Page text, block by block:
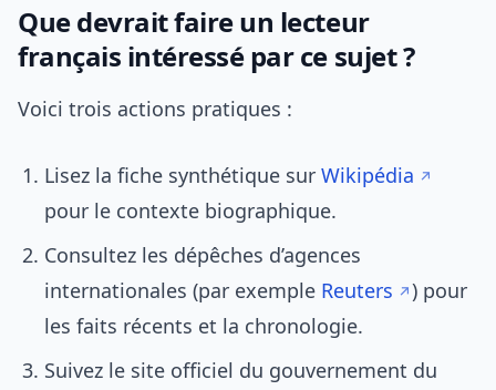
Que devrait faire un lecteur
français intéressé par ce sujet ?
Voici trois actions pratiques :
Lisez la fiche synthétique sur Wikipédia
pour le contexte biographique.
Consultez les dépêches d’agences
internationales (par exemple Reuters
) pour
les faits récents et la chronologie.
Suivez le site officiel du gouvernement du